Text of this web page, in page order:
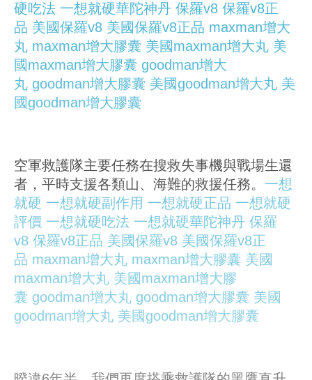
硬吃法 一想就硬華陀神丹 保羅v8 保羅v8正
品 美國保羅v8 美國保羅v8正品 maxman增大
丸 maxman增大膠囊 美國maxman增大丸 美
國maxman增大膠囊 goodman增大
丸 goodman增大膠囊 美國goodman增大丸 美
國goodman增大膠囊
空軍救護隊主要任務在搜救失事機與戰場生還
者，平時支援各類山、海難的救援任務。 一想
就硬 一想就硬副作用 一想就硬正品 一想就硬
評價 一想就硬吃法 一想就硬華陀神丹 保羅
v8 保羅v8正品 美國保羅v8 美國保羅v8正
品 maxman增大丸 maxman增大膠囊 美國
maxman增大丸 美國maxman增大膠
囊 goodman增大丸 goodman增大膠囊 美國
goodman增大丸 美國goodman增大膠囊